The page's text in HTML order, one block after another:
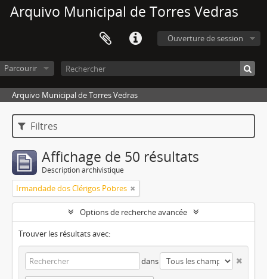
Arquivo Municipal de Torres Vedras
Ouverture de session
Parcourir
Arquivo Municipal de Torres Vedras
Filtres
Affichage de 50 résultats
Description archivistique
Irmandade dos Clérigos Pobres
Options de recherche avancée
Trouver les résultats avec:
dans